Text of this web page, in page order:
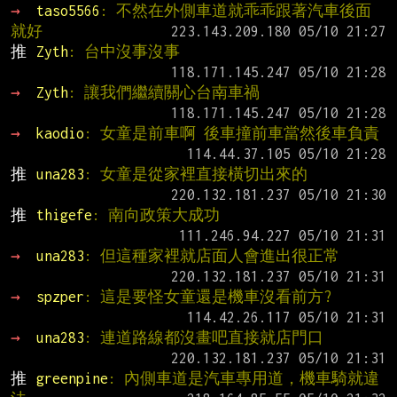
→
taso5566 : 不然在外側車道就乖乖跟著汽車後面
就好
推
Zyth: 台中沒事沒事
→
Zyth: 讓我們繼續關心台南車禍
→
kaodio : 女童是前車啊 後車撞前車當然後車負責
推
una283 : 女童是從家裡直接橫切出來的
推
thigefe : 南向政策大成功
→
una283 : 但這種家裡就店面人會進出很正常
→
spzper : 這是要怪女童還是機車沒看前方?
→
una283 : 連道路線都沒畫吧直接就店門口
推
greenpine : 內側車道是汽車專用道，機車騎就違